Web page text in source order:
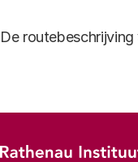
De routebeschrijving